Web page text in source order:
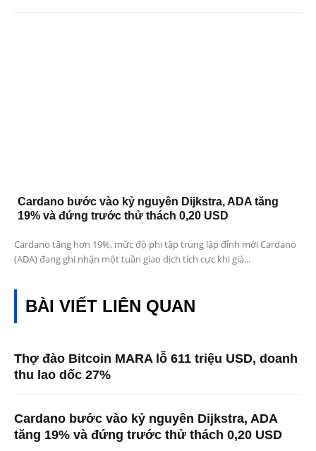
Cardano bước vào kỷ nguyên Dijkstra, ADA tăng
19% và đứng trước thử thách 0,20 USD
Cardano tăng hơn 19%, mức độ phi tập trung lập đỉnh mới Cardano
(ADA) đang ghi nhận một tuần giao dịch tích cực khi giá...
BÀI VIẾT LIÊN QUAN
Thợ đào Bitcoin MARA lỗ 611 triệu USD, doanh
thu lao dốc 27%
Cardano bước vào kỷ nguyên Dijkstra, ADA
tăng 19% và đứng trước thử thách 0,20 USD